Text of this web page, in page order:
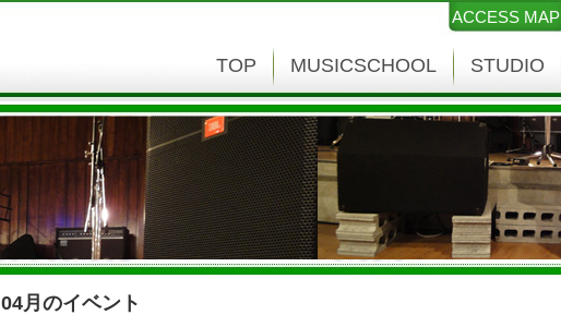
ACCESS MAP
TOP MUSICSCHOOL STUDIO
04月のイベント